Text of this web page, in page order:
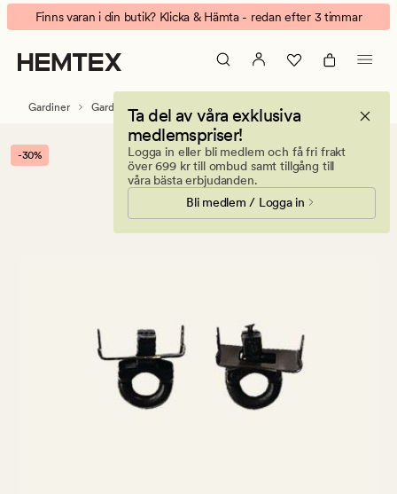
Vridstopp
end
stopper
svart
Animerad
banner.
Klicka
på
att
pausa.
Finns varan i din butik? Klicka & Hämta - redan efter 3 timmar
Ta del av våra exklusiva
medlemspriser!
Logga in eller bli medlem och få fri frakt
över 699 kr till ombud samt tillgång till
våra bästa erbjudanden.
Bli medlem / Logga in
Gardiner Gardintillbehör Gardinskenor & tillbehör
-30%